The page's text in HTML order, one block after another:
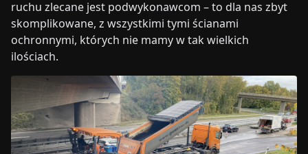
ruchu zlecane jest podwykonawcom – to dla nas zbyt
skomplikowane, z wszystkimi tymi ścianami
ochronnymi, których nie mamy w tak wielkich
ilościach.